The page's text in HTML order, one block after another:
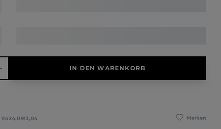
IN DEN WARENKORB
Merken
0424,0913,04